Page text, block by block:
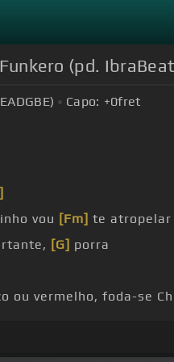
(pd.
Capo: +0fret
vou [Fm] te atropelar
[G] porra
ou vermelho, foda-se
vida Pra te afeitar, me